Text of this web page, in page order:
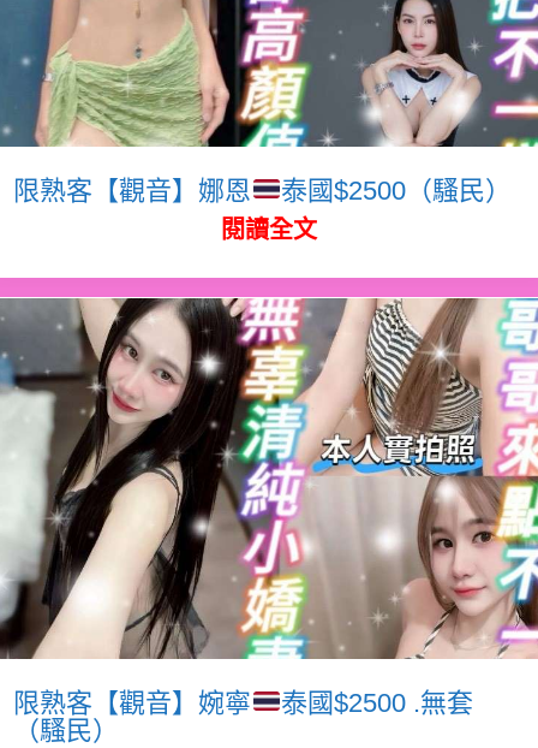
限熟客【觀音】娜恩 泰國$2500（騷民）
閱讀全文
限熟客【觀音】婉寧
泰國$2500 .無套
（騷民）